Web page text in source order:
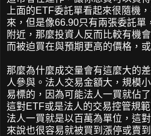
上面的ETF委託單看起來很隨機
來，但是像66.90只有兩張委託單
附近，那麼投資人反而比較有機
而被迫買在與預期更高的價格，
那麼為什麼成交量會有這麼大的
人參與。法人交易金額大，規模
易標的，因為可能法人一買就佔
這對ETF或是法人的交易控管規
法人一買就是以百萬為單位，這
來說也很容易就被買到漲停或賣